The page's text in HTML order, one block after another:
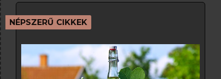
NÉPSZERŰ CIKKEK